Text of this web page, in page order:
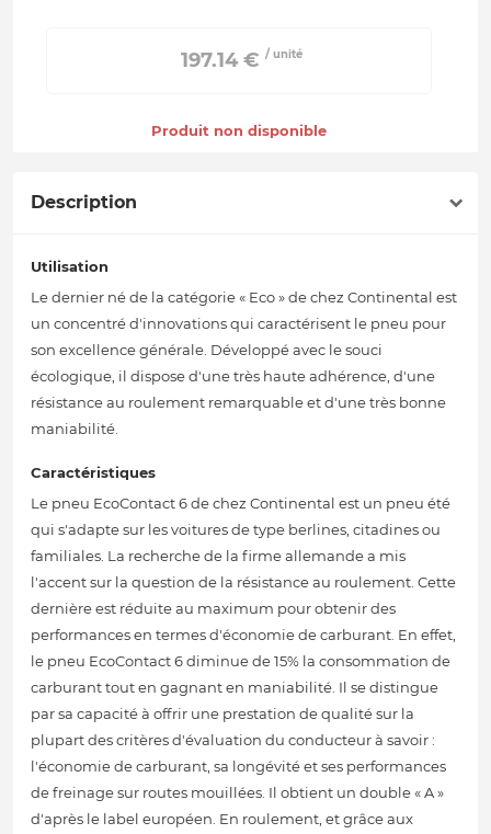
197.14 € / unité
Produit non disponible
Description
Utilisation
Le dernier né de la catégorie « Eco » de chez Continental est
un concentré d'innovations qui caractérisent le pneu pour
son excellence générale. Développé avec le souci
écologique, il dispose d'une très haute adhérence, d'une
résistance au roulement remarquable et d'une très bonne
maniabilité.
Caractéristiques
Le pneu EcoContact 6 de chez Continental est un pneu été
qui s'adapte sur les voitures de type berlines, citadines ou
familiales. La recherche de la firme allemande a mis
l'accent sur la question de la résistance au roulement. Cette
dernière est réduite au maximum pour obtenir des
performances en termes d'économie de carburant. En effet,
le pneu EcoContact 6 diminue de 15% la consommation de
carburant tout en gagnant en maniabilité. Il se distingue
par sa capacité à offrir une prestation de qualité sur la
plupart des critères d'évaluation du conducteur à savoir :
l'économie de carburant, sa longévité et ses performances
de freinage sur routes mouillées. Il obtient un double « A »
d'après le label européen. En roulement, et grâce aux